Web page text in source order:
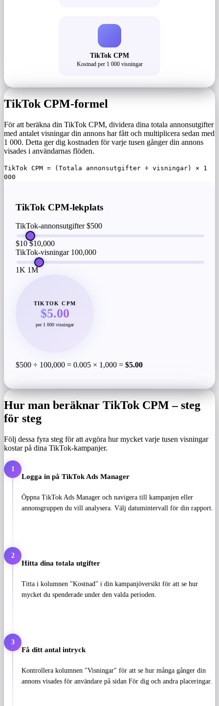
TikTok CPM
Kostnad per 1 000 visningar
TikTok CPM-formel
För att beräkna din TikTok CPM, dividera dina totala annonsutgifter
med antalet visningar din annons har fått och multiplicera sedan med
1 000. Detta ger dig kostnaden för varje tusen gånger din annons
visades i användarnas flöden.
TikTok CPM = (Totala annonsutgifter ÷ visningar) × 1
000
TikTok CPM-lekplats
TikTok-annonsutgifter $500
$10 $10,000
TikTok-visningar 100,000
1K 1M
TIKTOK CPM
$5.00
per 1 000 visningar
$500 ÷ 100,000 = 0.005 × 1,000 = $5.00
Hur man beräknar TikTok CPM – steg
för steg
Följ dessa fyra steg för att avgöra hur mycket varje tusen visningar
kostar på dina TikTok-kampanjer.
1
Logga in på TikTok Ads Manager
Öppna TikTok Ads Manager och navigera till kampanjen eller
annonsgruppen du vill analysera. Välj datumintervall för din rapport.
2
Hitta dina totala utgifter
Titta i kolumnen "Kostnad" i din kampanjöversikt för att se hur
mycket du spenderade under den valda perioden.
3
Få ditt antal intryck
Kontrollera kolumnen "Visningar" för att se hur många gånger din
annons visades för användare på sidan För dig och andra placeringar.